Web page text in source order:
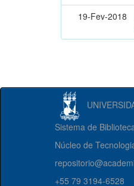
19-Fev-2018
Sistema de
Núcleo de
+55 79 3194-6528